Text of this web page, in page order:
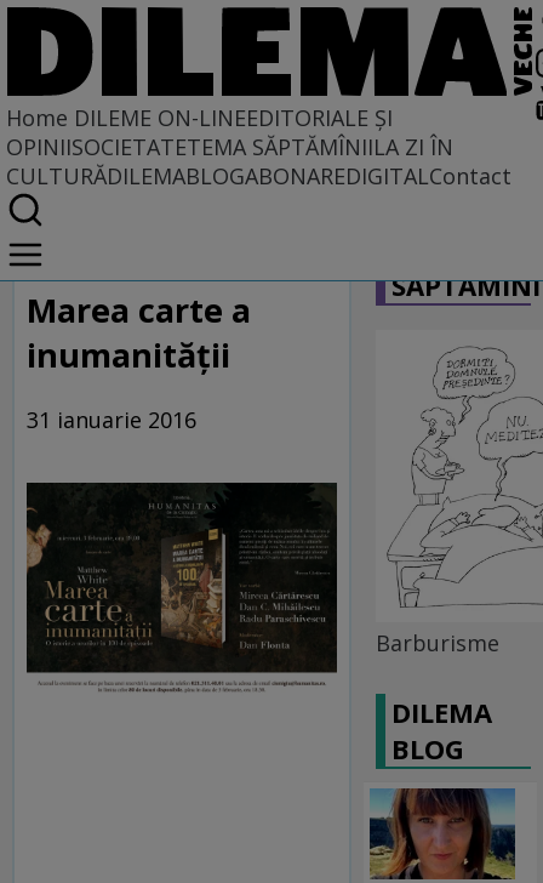
Home DILEME ON-LINEEDITORIALE ȘI
OPINIISOCIETATETEMA SĂPTĂMÎNIILA ZI ÎN
CULTURĂDILEMABLOGABONAREDIGITALContact
Home
Dileme on-line
Marea carte a
inumanităţii
31 ianuarie 2016
Barburisme
DILEMA
BLOG